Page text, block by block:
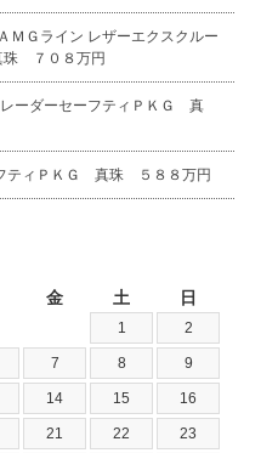
ＭＧライン レザーエクスクルー
珠 ７０８万円
レーダーセーフティＰＫＧ 真
ティＰＫＧ 真珠 ５８８万円
金 土 日
1 2
7 8 9
14 15 16
21 22 23